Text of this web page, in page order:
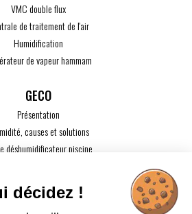
décidez !
VMC double flux
de traitement de l'air
Humidification
de vapeur hammam
GECO
Présentation
causes et solutions
déshumidificateur piscine
Guide VMC